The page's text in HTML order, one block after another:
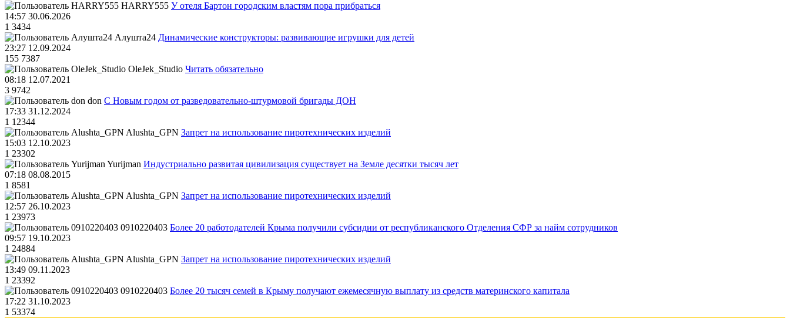
HARRY555 У отеля Бартон городским властям пора прибраться
14:57 30.06.2026
1 3434
Алушта24 Динамические конструкторы: развивающие игрушки для детей
23:27 12.09.2024
155 7387
OleJek_Studio Читать обязательно
08:18 12.07.2021
3 9742
don С Новым годом от разведовательно-штурмовой бригады ДОН
17:33 31.12.2024
1 12344
Alushta_GPN Запрет на использование пиротехнических изделий
15:03 12.10.2023
1 23302
Yurijman Индустриально развитая цивилизация существует на Земле десятки тысяч лет
07:18 08.08.2015
1 8581
Alushta_GPN Запрет на использование пиротехнических изделий
12:57 26.10.2023
1 23973
0910220403 Более 20 работодателей Крыма получили субсидии от республиканского Отделения СФР за найм сотрудников
09:57 19.10.2023
1 24884
Alushta_GPN Запрет на использование пиротехнических изделий
13:49 09.11.2023
1 23392
0910220403 Более 20 тысяч семей в Крыму получают ежемесячную выплату из средств материнского капитала
17:22 31.10.2023
1 53374